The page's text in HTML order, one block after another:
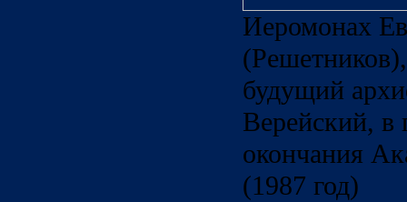
Иеромонах
(Решетников),
будущий
Верейский, в
окончания
(1987 год)